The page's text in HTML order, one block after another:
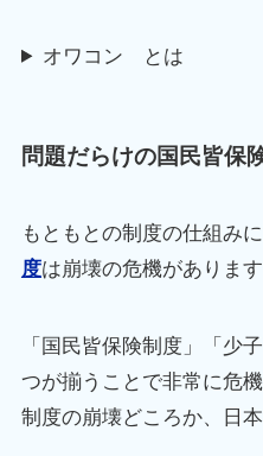
オワコン とは
問題だらけの国民皆保
もともとの制度の仕組みに
度は崩壊の危機があります
「国民皆保険制度」「少
つが揃うことで非常に危
制度の崩壊どころか、日